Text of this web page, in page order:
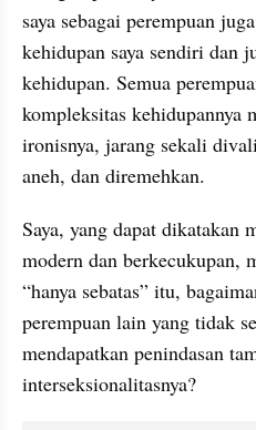
saya sebagai perempuan
kehidupan saya sendiri dan
kehidupan. Semua
kompleksitas kehidupannya
ironisnya, jarang sekali
aneh, dan diremehkan.
Saya, yang dapat dikatakan
modern dan berkecukupan,
“hanya sebatas” itu,
perempuan lain yang tidak
mendapatkan penindasan
interseksionalitasnya?